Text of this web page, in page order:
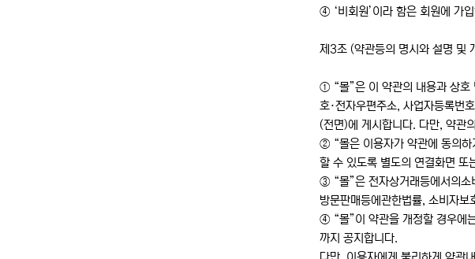
④ ‘비회원’이라 함은 회원에 가
제3조 (약관등의 명시와 설명 및
① “몰”은 이 약관의 내용과 상호
호·전자우편주소, 사업자등록번
(전면)에 게시합니다. 다만, 약관
② “몰은 이용자가 약관에 동의하
할 수 있도록 별도의 연결화면 또
③ “몰”은 전자상거래등에서의소
방문판매등에관한법률, 소비자
④ “몰”이 약관을 개정할 경우에
까지 공지합니다.